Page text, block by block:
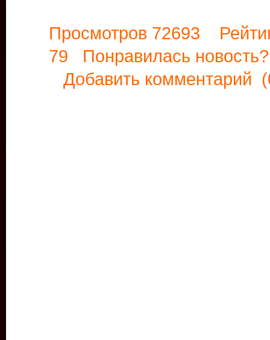
Просмотров 72693
79 Понравилась
Добавить комментарий